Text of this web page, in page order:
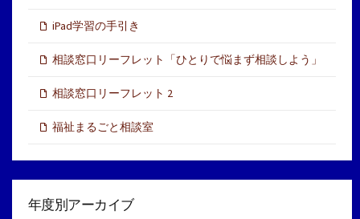
iPad学習の手引き
相談窓口リーフレット「ひとりで悩まず相談しよう」
相談窓口リーフレット 2
福祉まるごと相談室
年度別アーカイブ